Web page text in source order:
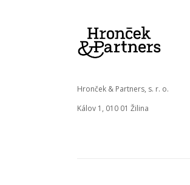
Hronček & Partners, s. r. o.
Kálov 1, 010 01 Žilina